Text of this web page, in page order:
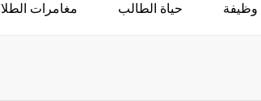
وظيفة حياة الطالب مغامرات